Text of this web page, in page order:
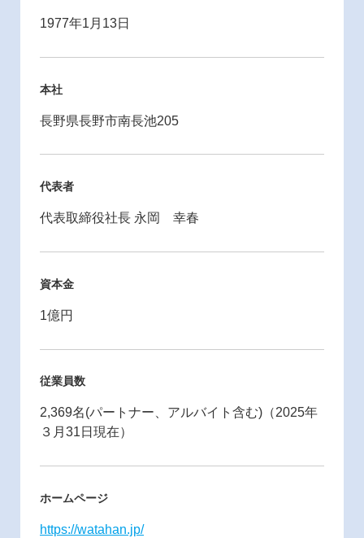
1977年1月13日
本社
長野県長野市南長池205
代表者
代表取締役社長 永岡 幸春
資本金
1億円
従業員数
2,369名(パートナー、アルバイト含む)（2025年
３月31日現在）
ホームページ
https://watahan.jp/